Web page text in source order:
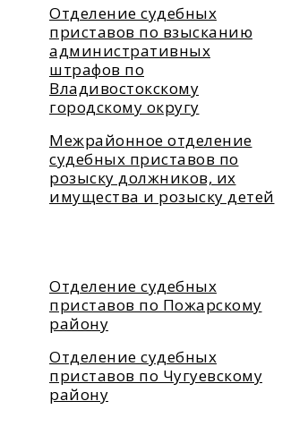
Отделение судебных
приставов по взысканию
административных
штрафов по
Владивостокскому
городскому округу
Межрайонное отделение
судебных приставов по
розыску должников, их
имущества и розыску детей
Отделение судебных
приставов по Пожарскому
району
Отделение судебных
приставов по Чугуевскому
району